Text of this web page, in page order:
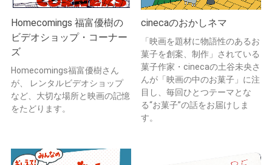
Homecomings 福富優樹の
ビデオショップ・コーナー
ズ
Homecomings福富優樹さん
が、 レンタルビデオショップ
など、大切な場所と映画の記憶
をたどります。
cinecaのおかしネマ
「映画を題材に物語性のあるお
菓子を創案、制作」されている
菓子作家・cinecaの土谷未央さ
んが「映画の中のお菓子」に注
目し、毎回ひとつテーマとな
る“お菓子”の話をお届けしま
す。